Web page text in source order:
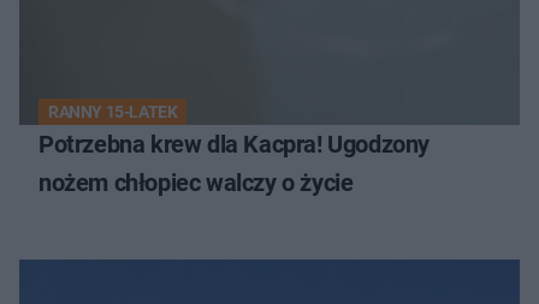
RANNY 15-LATEK
Potrzebna krew dla Kacpra! Ugodzony
nożem chłopiec walczy o życie